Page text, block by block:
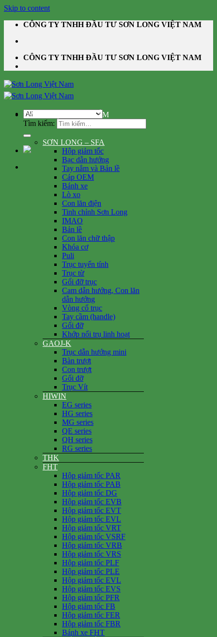
Skip to content
CÔNG TY TNHH ĐẦU TƯ SƠN LONG VIỆT NAM
CÔNG TY TNHH ĐẦU TƯ SƠN LONG VIỆT NAM
Tìm kiếm:
DANH MỤC SẢN PHẨM
SƠN LONG – SFA
Hộp giảm tốc
Bạc dẫn hướng
Tay nắm và Bản lề
Cáp OEM
Bánh xe
Lò xo
Con lăn điện
Tinh chỉnh Sơn Long
IMAO
Bản lề
Con lăn chữ thập
Khóa cơ
Puli
Trục tuyến tính
Trục từ
Gối đỡ trục
Cam dẫn hướng, Con lăn
dẫn hướng
Vòng cổ trục
Tay cầm (handle)
Gối đỡ
Khớp nối trụ linh hoạt
GAOJ-K
Trục dẫn hướng mini
Bàn trượt
Con trượt
Gối đỡ
Trục Vít
HIWIN
EG series
HG series
MG series
QE series
QH series
RG series
THK
FHT
Hộp giảm tốc PAR
Hộp giảm tốc PAB
Hộp giảm tốc DG
Hộp giảm tốc EVB
Hộp giảm tốc EVT
Hộp giảm tốc EVL
Hộp giảm tốc VRT
Hộp giảm tốc VSRF
Hộp giảm tốc VRB
Hộp giảm tốc VRS
Hộp giảm tốc PLF
Hộp giảm tốc PLE
Hộp giảm tốc EVL
Hộp giảm tốc EVS
Hộp giảm tốc PFR
Hộp giảm tốc FB
Hộp giảm tốc FER
Hộp giảm tốc FBR
Bánh xe FHT